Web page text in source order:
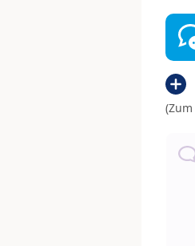
(Zum